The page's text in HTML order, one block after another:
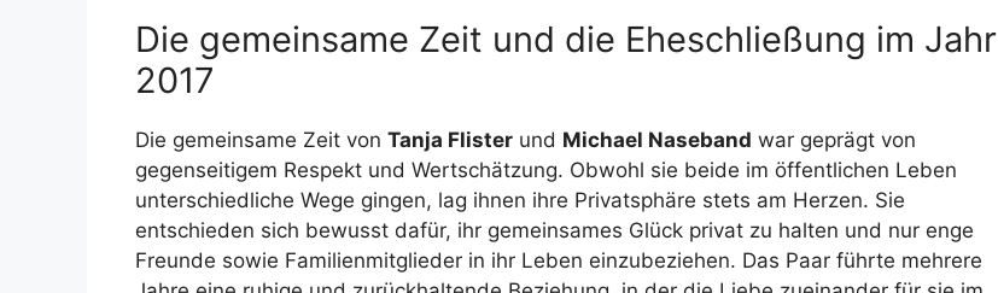
Die gemeinsame Zeit und die Eheschließung im Jahr
2017
Die gemeinsame Zeit von Tanja Flister und Michael Naseband war geprägt von
gegenseitigem Respekt und Wertschätzung. Obwohl sie beide im öffentlichen Leben
unterschiedliche Wege gingen, lag ihnen ihre Privatsphäre stets am Herzen. Sie
entschieden sich bewusst dafür, ihr gemeinsames Glück privat zu halten und nur enge
Freunde sowie Familienmitglieder in ihr Leben einzubeziehen. Das Paar führte mehrere